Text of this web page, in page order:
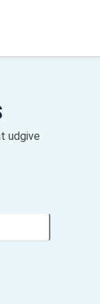
udgive